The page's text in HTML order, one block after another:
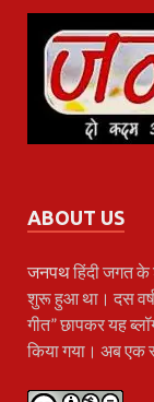
ABOUT US
जनपथहिंदी जगत
शुरू हुआ था। दस
गीत” छापकर यह
किया गया। अब